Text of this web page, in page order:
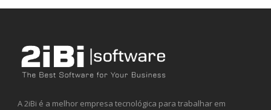
A 2iBi é a melhor empresa tecnológica para trabalhar em